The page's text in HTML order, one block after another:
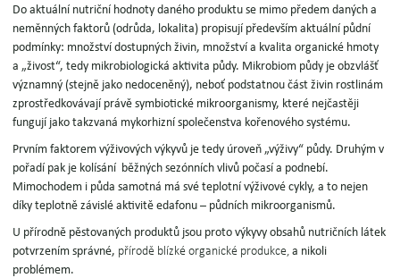
Do aktuální nutriční hodnoty daného produktu se mimo předem daných a
neměnných faktorů (odrůda, lokalita) propisují především aktuální půdní
podmínky: množství dostupných živin, množství a kvalita organické hmoty
a „živost“, tedy mikrobiologická aktivita půdy. Mikrobiom půdy je obzvlášť
významný (stejně jako nedoceněný), neboť podstatnou část živin rostlinám
zprostředkovávají právě symbiotické mikroorganismy, které nejčastěji
fungují jako takzvaná mykorhizní společenstva kořenového systému.
Prvním faktorem výživových výkyvů je tedy úroveň „výživy“ půdy. Druhým v
pořadí pak je kolísání běžných sezónních vlivů počasí a podnebí.
Mimochodem i půda samotná má své teplotní výživové cykly, a to nejen
díky teplotně závislé aktivitě edafonu – půdních mikroorganismů.
U přírodně pěstovaných produktů jsou protovýkyvy obsahů nutričních látek
potvrzením správné, přírodě blízké organické produkce,a nikoli
problémem.